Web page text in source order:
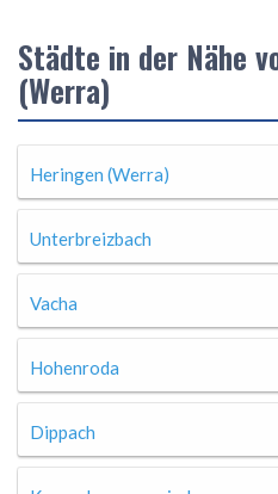
Städte in der Nähe
(Werra)
Heringen (Werra)
Unterbreizbach
Vacha
Hohenroda
Dippach